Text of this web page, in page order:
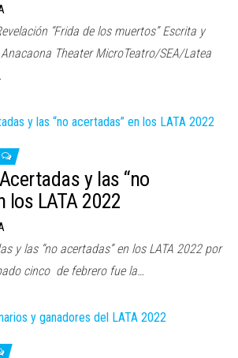
“Frida de los muertos” Escrita y
Theater MicroTeatro/SEA/Latea
y las “no
los LATA 2022
y las “no acertadas” en los LATA 2022 por
cinco de febrero fue la…